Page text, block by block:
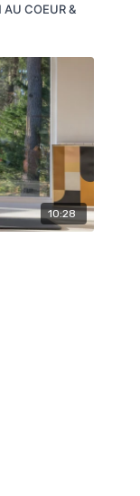
COEUR &
10:28